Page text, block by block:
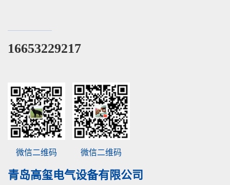
16653229217
微信二维码 微信二维码
青岛高玺电气设备有限公司